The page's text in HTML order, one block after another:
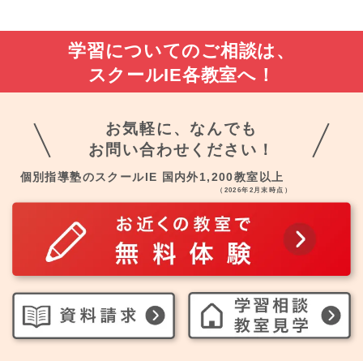
学習についてのご相談は、
スクールIE各教室へ！
お気軽に、なんでも
お問い合わせください！
個別指導塾のスクールIE 国内外1,200教室以上
（2026年2月末時点）